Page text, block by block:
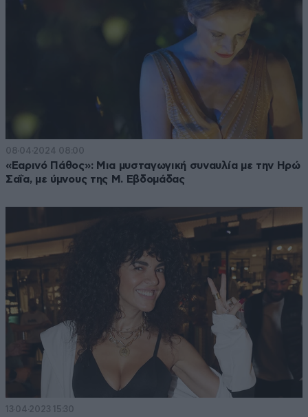
08·04·2024 08:00
«Εαρινό Πάθος»: Μια μυσταγωγική συναυλία με την Ηρώ
Σαΐα, με ύμνους της Μ. Εβδομάδας
13·04·2023 15:30